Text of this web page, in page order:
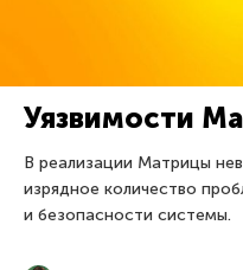
Уязвимости
В реализации Матрицы
изрядное количество
и безопасности системы.